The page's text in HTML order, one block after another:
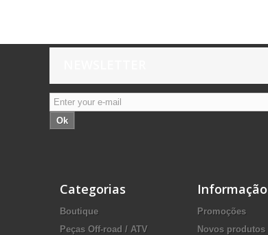
Ok
Categorias
Boutique
Peças Off-road / ATV
Informação
Promoções
Novos produtos